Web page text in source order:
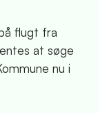
flugt fra
at søge
nu i